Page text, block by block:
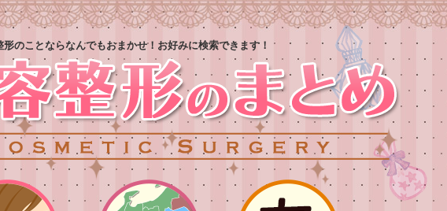
形のことならなんでもおまかせ！お好みに検索できます！